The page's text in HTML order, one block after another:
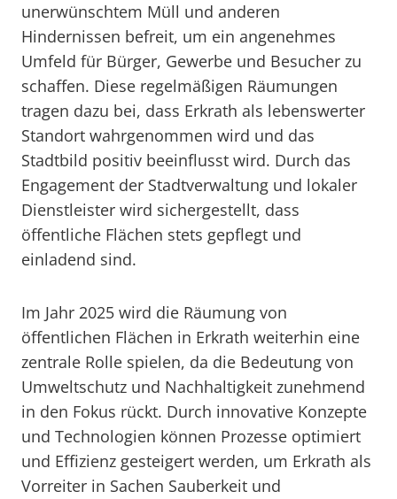
unerwünschtem Müll und anderen
Hindernissen befreit, um ein angenehmes
Umfeld für Bürger, Gewerbe und Besucher zu
schaffen. Diese regelmäßigen Räumungen
tragen dazu bei, dass Erkrath als lebenswerter
Standort wahrgenommen wird und das
Stadtbild positiv beeinflusst wird. Durch das
Engagement der Stadtverwaltung und lokaler
Dienstleister wird sichergestellt, dass
öffentliche Flächen stets gepflegt und
einladend sind.
Im Jahr 2025 wird die Räumung von
öffentlichen Flächen in Erkrath weiterhin eine
zentrale Rolle spielen, da die Bedeutung von
Umweltschutz und Nachhaltigkeit zunehmend
in den Fokus rückt. Durch innovative Konzepte
und Technologien können Prozesse optimiert
und Effizienz gesteigert werden, um Erkrath als
Vorreiter in Sachen Sauberkeit und